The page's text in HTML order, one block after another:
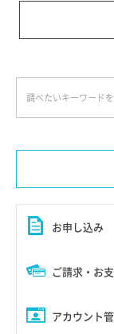
お申し込み
ご請求・お
アカウント